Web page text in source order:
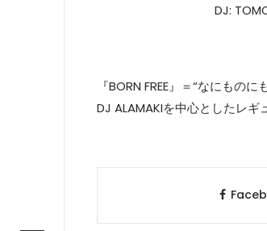
DJ:
『BORN FREE』＝“なにもの
DJ ALAMAKIを中心としたレギ